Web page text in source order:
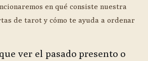
en qué consiste nuestra
de tarot y cómo te ayuda a ordenar
ver el pasado presento o